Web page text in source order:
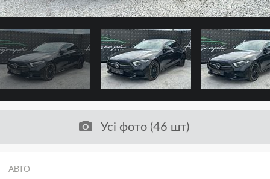
Усі фото (46 шт)
АВТО